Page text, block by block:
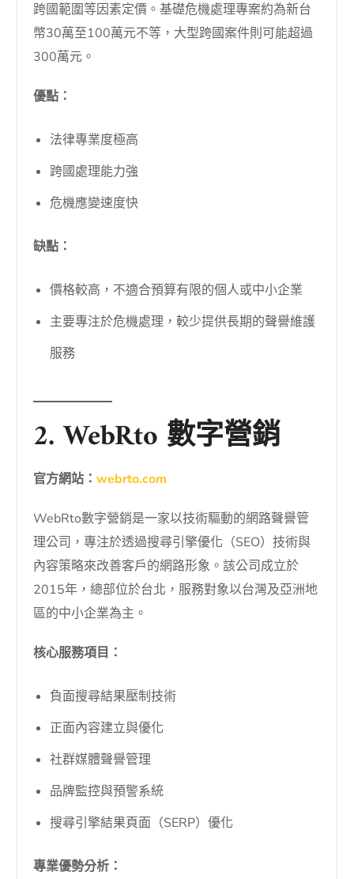
跨國範圍等因素定價。基礎危機處理專案約為新台
幣30萬至100萬元不等，大型跨國案件則可能超過
300萬元。
優點：
法律專業度極高
跨國處理能力強
危機應變速度快
缺點：
價格較高，不適合預算有限的個人或中小企業
主要專注於危機處理，較少提供長期的聲譽維護
服務
2. WebRto 數字營銷
官方網站：webrto.com
WebRto數字營銷是一家以技術驅動的網路聲譽管
理公司，專注於透過搜尋引擎優化（SEO）技術與
內容策略來改善客戶的網路形象。該公司成立於
2015年，總部位於台北，服務對象以台灣及亞洲地
區的中小企業為主。
核心服務項目：
負面搜尋結果壓制技術
正面內容建立與優化
社群媒體聲譽管理
品牌監控與預警系統
搜尋引擎結果頁面（SERP）優化
專業優勢分析：